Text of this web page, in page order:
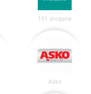
101 drogerie
Asko